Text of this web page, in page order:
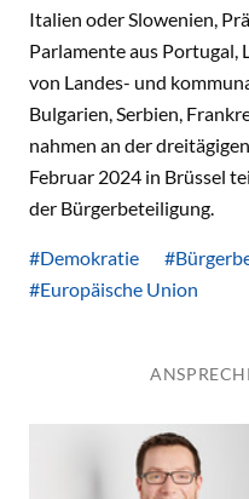
Italien oder Slowenien,
Parlamente aus
von Landes- und
Bulgarien, Serbien,
nahmen an der
Februar 2024 in Brüssel
der Bürgerbeteiligung.
#Demokratie
#Europäische Union